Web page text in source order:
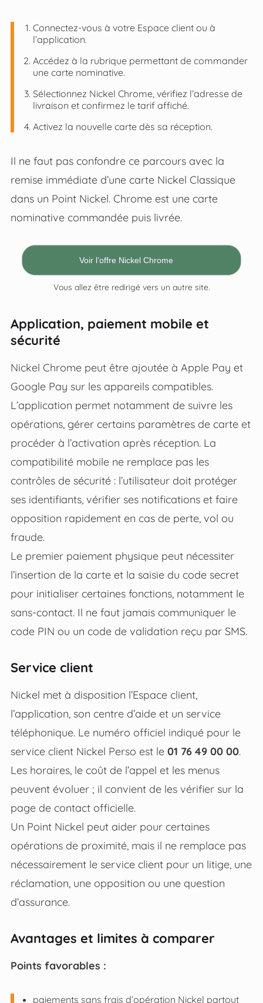
Connectez-vous à votre Espace client ou à
l’application.
Accédez à la rubrique permettant de commander
une carte nominative.
Sélectionnez Nickel Chrome, vérifiez l’adresse de
livraison et confirmez le tarif affiché.
Activez la nouvelle carte dès sa réception.
Il ne faut pas confondre ce parcours avec la
remise immédiate d’une carte Nickel Classique
dans un Point Nickel. Chrome est une carte
nominative commandée puis livrée.
Voir l’offre Nickel Chrome
Vous allez être redirigé vers un autre site.
Application, paiement mobile et
sécurité
Nickel Chrome peut être ajoutée à Apple Pay et
Google Pay sur les appareils compatibles.
L’application permet notamment de suivre les
opérations, gérer certains paramètres de carte et
procéder à l’activation après réception. La
compatibilité mobile ne remplace pas les
contrôles de sécurité : l’utilisateur doit protéger
ses identifiants, vérifier ses notifications et faire
opposition rapidement en cas de perte, vol ou
fraude.
Le premier paiement physique peut nécessiter
l’insertion de la carte et la saisie du code secret
pour initialiser certaines fonctions, notamment le
sans-contact. Il ne faut jamais communiquer le
code PIN ou un code de validation reçu par SMS.
Service client
Nickel met à disposition l’Espace client,
l’application, son centre d’aide et un service
téléphonique. Le numéro officiel indiqué pour le
service client Nickel Perso est le 01 76 49 00 00.
Les horaires, le coût de l’appel et les menus
peuvent évoluer ; il convient de les vérifier sur la
page de contact officielle.
Un Point Nickel peut aider pour certaines
opérations de proximité, mais il ne remplace pas
nécessairement le service client pour un litige, une
réclamation, une opposition ou une question
d’assurance.
Avantages et limites à comparer
Points favorables :
paiements sans frais d’opération Nickel partout